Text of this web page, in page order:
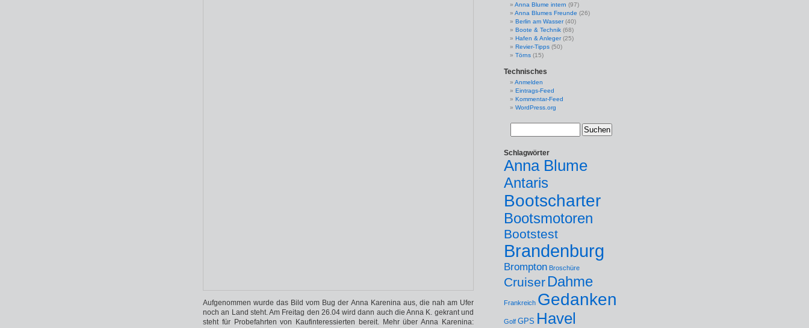
Aufgenommen wurde das Bild vom Bug der Anna Karenina aus, die nah am Ufer
noch an Land steht. Am Freitag den 26.04 wird dann auch die Anna K. gekrant und
steht für Probefahrten von Kaufinteressierten bereit. Mehr über Anna Karenina:
Anna Blume intern (97)
Anna Blumes Freunde (26)
Berlin am Wasser(40)
Boote & Technik (68)
Hafen & Anleger(25)
Revier-Tipps (50)
Törns (15)
Technisches
Anmelden
Eintrags-Feed
Kommentar-Feed
WordPress.org
Schlagwörter
Anna Blume
Antaris
Bootscharter
Bootsmotoren
Bootstest
Brandenburg
Brompton Broschüre
Cruiser Dahme
Frankreich Gedanken
Golf GPS Havel